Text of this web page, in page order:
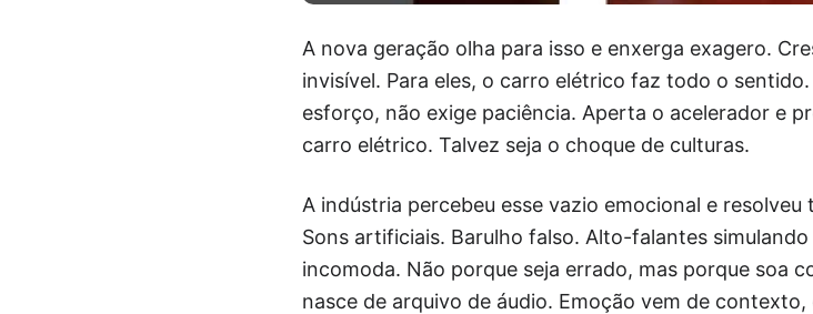
A nova geração olha para isso e enxerga exagero.
invisível. Para eles, o carro elétrico faz todo o
esforço, não exige paciência. Aperta o acelerador e
carro elétrico. Talvez seja o choque de culturas.
A indústria percebeu esse vazio emocional e
Sons artificiais. Barulho falso. Alto-falantes
incomoda. Não porque seja errado, mas porque soa
nasce de arquivo de áudio. Emoção vem de